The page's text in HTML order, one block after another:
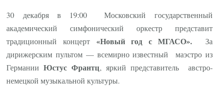
30 декабря в 19:00 Московский государственный
академический симфонический оркестр представит
традиционный концерт «Новый год с МГАСО». За
дирижерским пультом — всемирно известный маэстро из
ГерманииЮстус Франтц, яркий представитель австро-
немецкой музыкальной культуры.